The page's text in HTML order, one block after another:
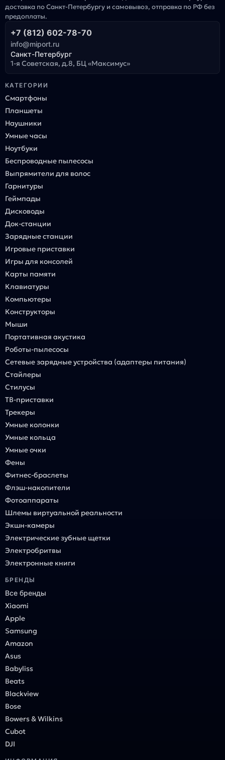
доставка по Санкт-Петербургу и самовывоз, отправка по РФ без
предоплаты.
+7 (812) 602-78-70
info@miport.ru
Санкт-Петербург
1-я Советская, д.8, БЦ «Максимус»
КАТЕГОРИИ
Смартфоны
Планшеты
Наушники
Умные часы
Ноутбуки
Беспроводные пылесосы
Выпрямители для волос
Гарнитуры
Геймпады
Дисководы
Док-станции
Зарядные станции
Игровые приставки
Игры для консолей
Карты памяти
Клавиатуры
Компьютеры
Конструкторы
Мыши
Портативная акустика
Роботы-пылесосы
Сетевые зарядные устройства (адаптеры питания)
Стайлеры
Стилусы
ТВ-приставки
Трекеры
Умные колонки
Умные кольца
Умные очки
Фены
Фитнес-браслеты
Флэш-накопители
Фотоаппараты
Шлемы виртуальной реальности
Экшн-камеры
Электрические зубные щетки
Электробритвы
Электронные книги
БРЕНДЫ
Все бренды
Xiaomi
Apple
Samsung
Amazon
Asus
Babyliss
Beats
Blackview
Bose
Bowers & Wilkins
Cubot
DJI